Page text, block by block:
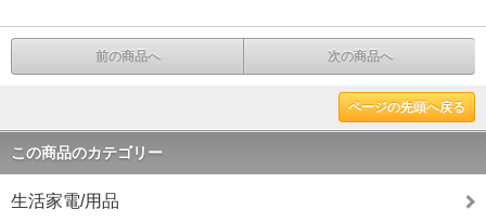
前の商品へ 次の商品へ
ページの先頭へ戻る
この商品のカテゴリー
生活家電/用品